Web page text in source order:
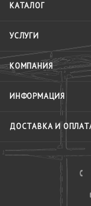
КАТАЛОГ
УСЛУГИ
КОМПАНИЯ
ИНФОРМАЦИЯ
ДОСТАВКА И